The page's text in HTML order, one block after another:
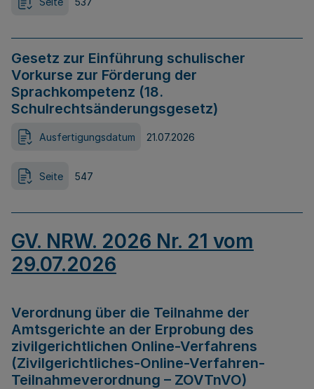
Gesetz zur Einführung schulischer
Vorkurse zur Förderung der
Sprachkompetenz (18.
Schulrechtsänderungsgesetz)
Ausfertigungsdatum 21.07.2026
Seite 547
GV. NRW. 2026 Nr. 21 vom
29.07.2026
Verordnung über die Teilnahme der
Amtsgerichte an der Erprobung des
zivilgerichtlichen Online-Verfahrens
(Zivilgerichtliches-Online-Verfahren-
Teilnahmeverordnung – ZOVTnVO)